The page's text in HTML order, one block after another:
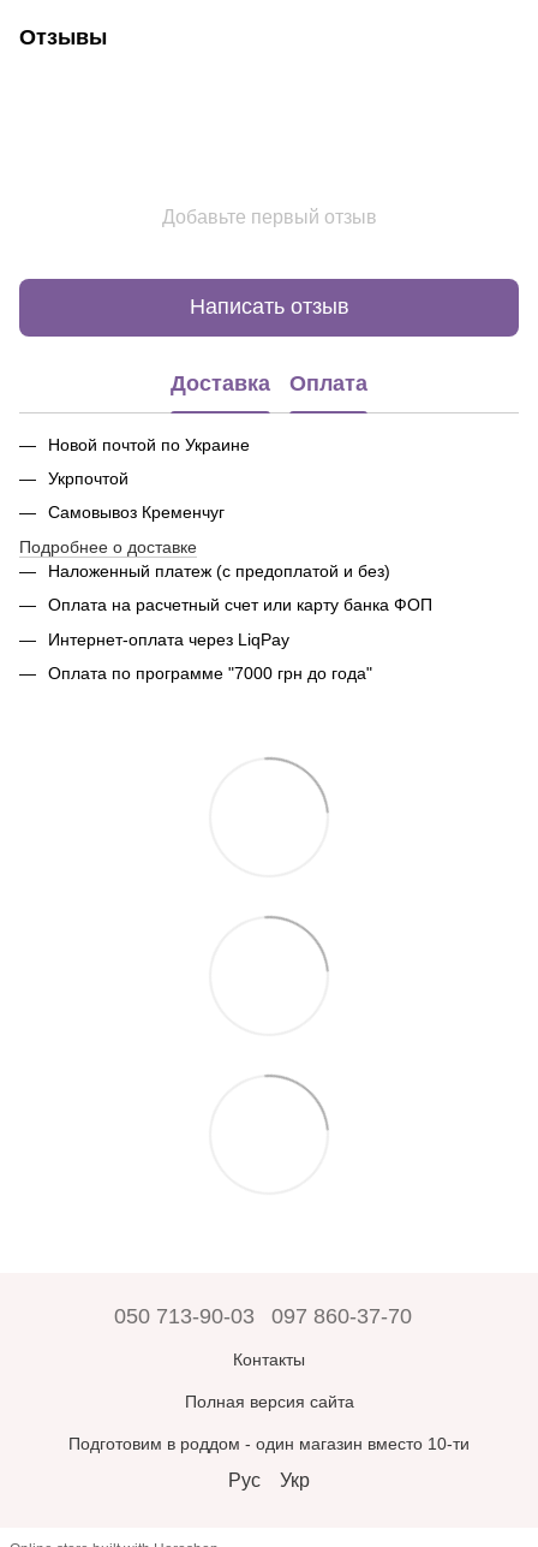
Отзывы
Добавьте первый отзыв
Написать отзыв
Доставка Оплата
Новой почтой по Украине
Укрпочтой
Самовывоз Кременчуг
Подробнее о доставке
Наложенный платеж (с предоплатой и без)
Оплата на расчетный счет или карту банка ФОП
Интернет-оплата через LiqPay
Оплата по программе "7000 грн до года"
050 713-90-03 097 860-37-70
Контакты
Полная версия сайта
Подготовим в роддом - один магазин вместо 10-ти
Рус Укр